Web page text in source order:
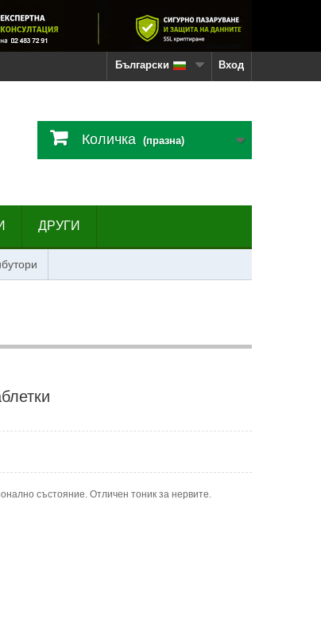
Вход
Български
Количка (празна)
ДРУГИ
състояние. Отличен тоник за нервите.